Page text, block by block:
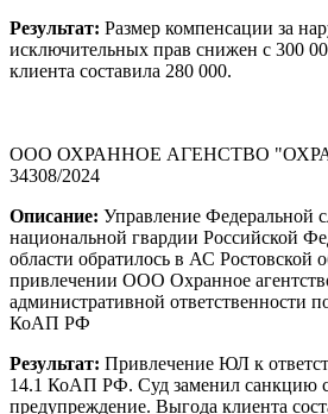
Результат: Размер компенсации за
исключительных прав снижен с 300
клиента составила 280 000.
ООО ОХРАННОЕ АГЕНСТВО
34308/2024
Описание: Управление Федеральной
национальной гвардии Российской
области обратилось в АС Ростовской
привлечении ООО Охранное
административной ответственности
КоАП РФ
Результат: Привлечение ЮЛ к
14.1 КоАП РФ. Суд заменил санкцию
предупреждение. Выгода клиента